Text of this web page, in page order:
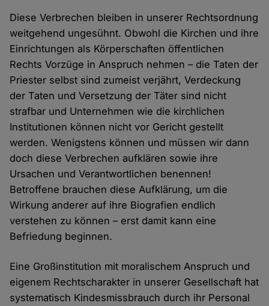
Diese Verbrechen bleiben in unserer Rechtsordnung
weitgehend ungesühnt. Obwohl die Kirchen und ihre
Einrichtungen als Körperschaften öffentlichen
Rechts Vorzüge in Anspruch nehmen – die Taten der
Priester selbst sind zumeist verjährt, Verdeckung
der Taten und Versetzung der Täter sind nicht
strafbar und Unternehmen wie die kirchlichen
Institutionen können nicht vor Gericht gestellt
werden. Wenigstens können und müssen wir dann
doch diese Verbrechen aufklären sowie ihre
Ursachen und Verantwortlichen benennen!
Betroffene brauchen diese Aufklärung, um die
Wirkung anderer auf ihre Biografien endlich
verstehen zu können – erst damit kann eine
Befriedung beginnen.
Eine Großinstitution mit moralischem Anspruch und
eigenem Rechtscharakter in unserer Gesellschaft hat
systematisch Kindesmissbrauch durch ihr Personal